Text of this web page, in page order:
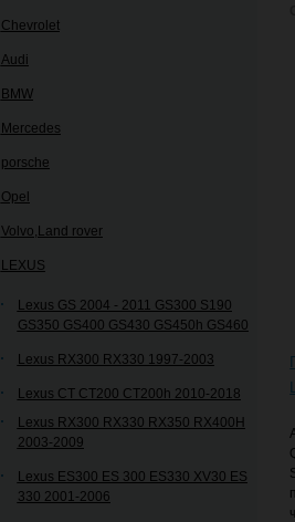
Chevrolet
Audi
BMW
Mercedes
porsche
Opel
Volvo,Land rover
LEXUS
Lexus GS 2004 - 2011 GS300 S190
GS350 GS400 GS430 GS450h GS460
Lexus RX300 RX330 1997-2003
Lexus CT CT200 CT200h 2010-2018
Lexus RX300 RX330 RX350 RX400H
2003-2009
Lexus ES300 ES 300 ES330 XV30 ES
330 2001-2006